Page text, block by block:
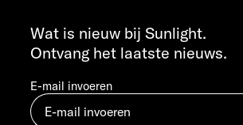
info@sunlight.de
Wat is nieuw bij Sunlight.
Ontvang het laatste nieuws.
E-mail invoeren